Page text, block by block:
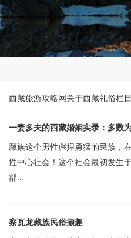
西藏旅游攻略网关于西藏礼俗栏
一妻多夫的西藏婚姻实录：多数
藏族这个男性彪捍勇猛的民族，
性中心社会！这个社会最初发生
部...
察瓦龙藏族民俗撷趣